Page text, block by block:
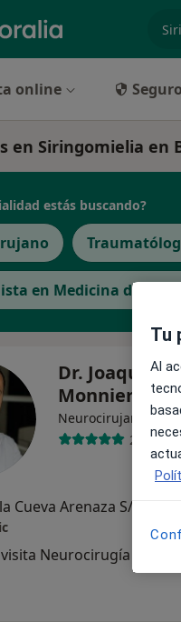
online Seguro
en Siringomielia en
estás buscando?
en Medicina del
Dr. Joaquin
Monnier
Neurocirujano ·
27
Neurocirugía
Tu
Al